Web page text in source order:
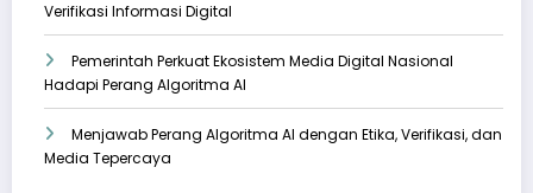
Verifikasi Informasi Digital
Pemerintah Perkuat Ekosistem Media Digital Nasional
Hadapi Perang Algoritma AI
Menjawab Perang Algoritma AI dengan Etika, Verifikasi, dan
Media Tepercaya